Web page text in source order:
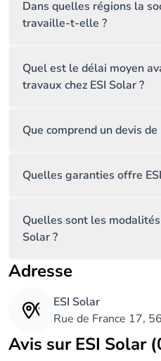
Dans quelles régions la
travaille-t-elle ?
Quel est le délai moyen
travaux chez ESI Solar ?
Que comprend un devis de
Quelles garanties offre
Quelles sont les
Solar ?
Adresse
ESI Solar
Rue de France 17,
Avis sur ESI Solar